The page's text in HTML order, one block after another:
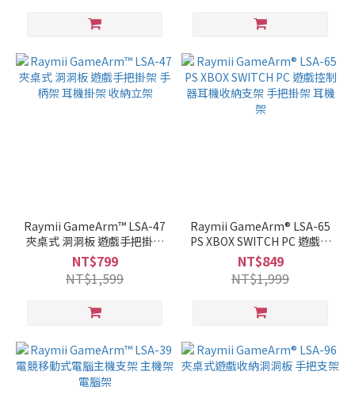
Raymii GameArm™ LSA-47
夾桌式 洞洞板 遊戲手把掛架
手柄架 耳機掛架 收納立架
NT$799
NT$1,599
Raymii GameArm® LSA-65
PS XBOX SWITCH PC 遊戲控
制器耳機收納支架 手把掛架
耳機架
NT$849
NT$1,999